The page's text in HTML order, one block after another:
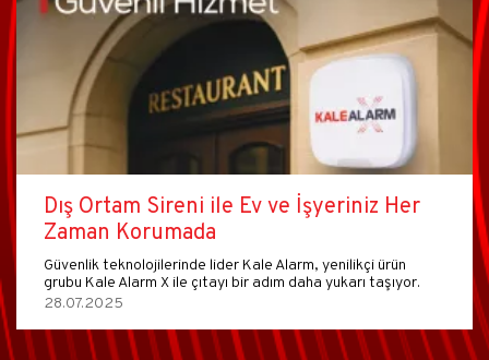
Dış Ortam Sireni ile Ev ve İşyeriniz Her
Zaman Korumada
Güvenlik teknolojilerinde lider Kale Alarm, yenilikçi ürün
grubu Kale Alarm X ile çıtayı bir adım daha yukarı taşıyor.
28.07.2025